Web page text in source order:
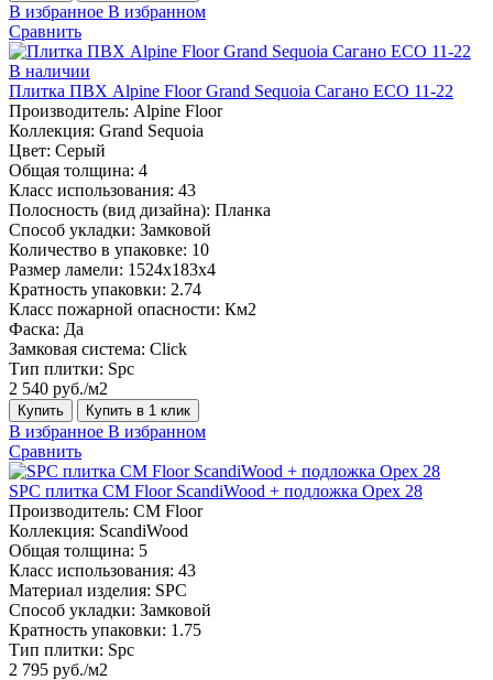
В избранное В избранном
Сравнить
В наличии
Плитка ПВХ Alpine Floor Grand Sequoia Сагано ECO 11-22
Производитель: Alpine Floor
Коллекция: Grand Sequoia
Цвет: Серый
Общая толщина: 4
Класс использования: 43
Полосность (вид дизайна): Планка
Способ укладки: Замковой
Количество в упаковке: 10
Размер ламели: 1524х183х4
Кратность упаковки: 2.74
Класс пожарной опасности: Км2
Фаска: Да
Замковая система: Click
Тип плитки: Spc
2 540 руб./м2
Купить Купить в 1 клик
В избранное В избранном
Сравнить
SPC плитка CM Floor ScandiWood + подложка Орех 28
Производитель: CM Floor
Коллекция: ScandiWood
Общая толщина: 5
Класс использования: 43
Материал изделия: SPC
Способ укладки: Замковой
Кратность упаковки: 1.75
Тип плитки: Spc
2 795 руб./м2